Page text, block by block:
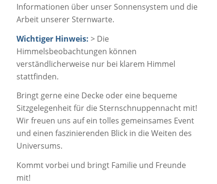
Informationen über unser Sonnensystem und die
Arbeit unserer Sternwarte.
Wichtiger Hinweis: > Die
Himmelsbeobachtungen können
verständlicherweise nur bei klarem Himmel
stattfinden.
Bringt gerne eine Decke oder eine bequeme
Sitzgelegenheit für die Sternschnuppennacht mit!
Wir freuen uns auf ein tolles gemeinsames Event
und einen faszinierenden Blick in die Weiten des
Universums.
Kommt vorbei und bringt Familie und Freunde
mit!